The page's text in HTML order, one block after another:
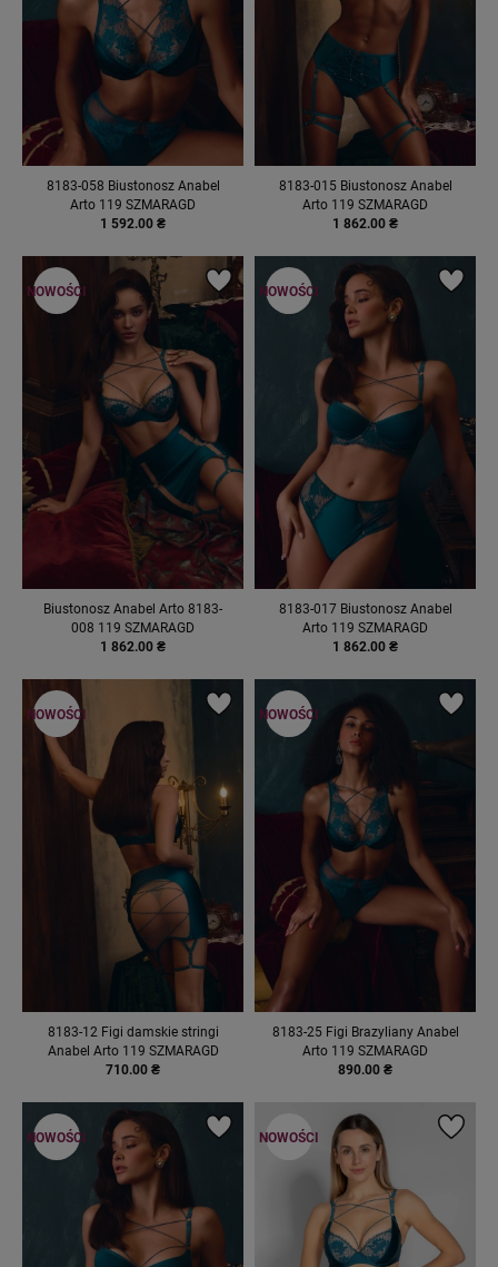
8183-058 Biustonosz Anabel
Arto 119 SZMARAGD
1 592.00 ₴
8183-015 Biustonosz Anabel
Arto 119 SZMARAGD
1 862.00 ₴
Biustonosz Anabel Arto 8183-
008 119 SZMARAGD
1 862.00 ₴
NOWOŚCI
8183-017 Biustonosz Anabel
Arto 119 SZMARAGD
1 862.00 ₴
NOWOŚCI
8183-12 Figi damskie stringi
Anabel Arto 119 SZMARAGD
710.00 ₴
NOWOŚCI
8183-25 Figi Brazyliany Anabel
Arto 119 SZMARAGD
890.00 ₴
NOWOŚCI
NOWOŚCI NOWOŚCI